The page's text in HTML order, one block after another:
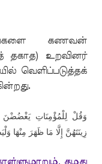
கணவன்
தகாத) உறவினர்
வெளிப்படுத்தக்
وَقُلْ لِلْمُؤْمِنَاتِ يَغْضُضْنَ
زِينَتَهُنَّ إِلَّا مَا ظَهَرَ مِنْهَا
தமது